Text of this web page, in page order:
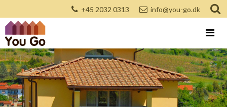
+45 2032 0313 info@you-go.dk